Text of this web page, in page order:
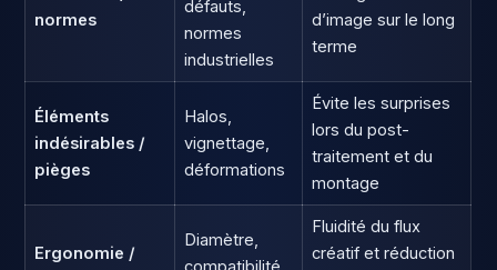
normes
défauts,
normes
industrielles
d’image sur le long
terme
Éléments
indésirables /
pièges
Halos,
vignettage,
déformations
Évite les surprises
lors du post-
traitement et du
montage
Ergonomie /
Diamètre,
Fluidité du flux
créatif et réduction